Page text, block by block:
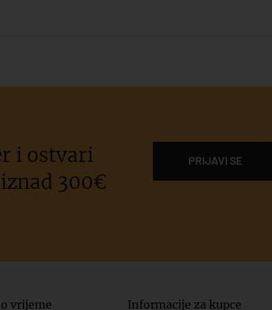
i ostvari
300€
PRIJAVI SE
vrijeme Informacije za kupce